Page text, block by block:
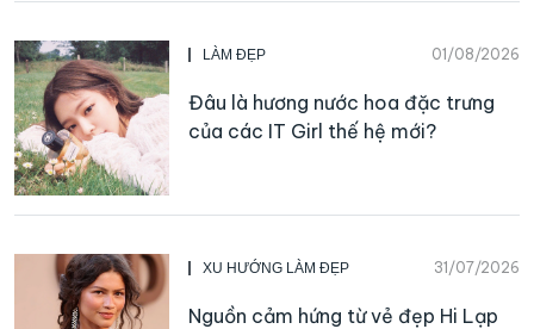
LÀM ĐẸP 01/08/2026
Đâu là hương nước hoa đặc trưng
của các IT Girl thế hệ mới?
XU HƯỚNG LÀM ĐẸP 31/07/2026
Nguồn cảm hứng từ vẻ đẹp Hi Lạp